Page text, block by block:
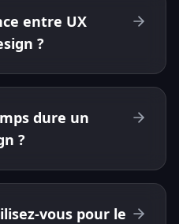
entre UX
?
dure un
?
vous pour le